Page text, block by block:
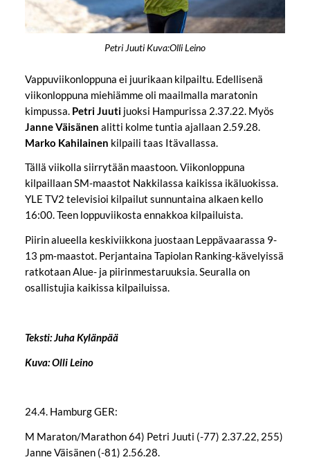
Petri Juuti Kuva:Olli Leino
Vappuviikonloppuna ei juurikaan kilpailtu. Edellisenä
viikonloppuna miehiämme oli maailmalla maratonin
kimpussa. Petri Juutijuoksi Hampurissa 2.37.22. Myös
Janne Väisänen alitti kolme tuntia ajallaan 2.59.28.
Marko Kahilainen kilpaili taas Itävallassa.
Tällä viikolla siirrytään maastoon. Viikonloppuna
kilpaillaan SM-maastot Nakkilassa kaikissa ikäluokissa.
YLE TV2 televisioi kilpailut sunnuntaina alkaen kello
16:00. Teen loppuviikosta ennakkoa kilpailuista.
Piirin alueella keskiviikkona juostaan Leppävaarassa 9-
13 pm-maastot. Perjantaina Tapiolan Ranking-kävelyissä
ratkotaan Alue- ja piirinmestaruuksia. Seuralla on
osallistujia kaikissa kilpailuissa.
Teksti: Juha Kylänpää
Kuva: Olli Leino
24.4. Hamburg GER:
M Maraton/Marathon 64) Petri Juuti (-77) 2.37.22, 255)
Janne Väisänen (-81) 2.56.28.